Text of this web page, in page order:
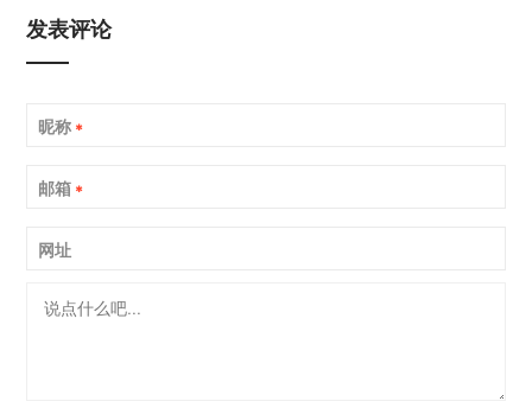
发表评论
昵称 *
邮箱 *
网址